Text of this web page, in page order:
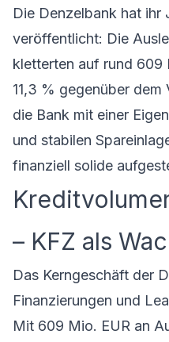
Die Denzelbank hat ihr
veröffentlicht: Die
kletterten auf rund 609
11,3 % gegenüber
die Bank mit einer
und stabilen
finanziell solide
– KFZ als
Das Kerngeschäft der
Finanzierungen und
Mit 609 Mio. EUR an